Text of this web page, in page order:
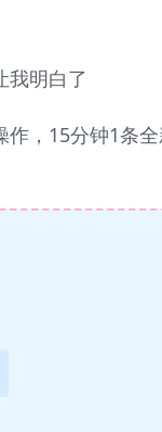
我明白了
，15分钟1条